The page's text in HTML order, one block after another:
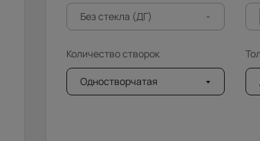
Без стекла (ДГ)
Количество створок
Одностворчатая